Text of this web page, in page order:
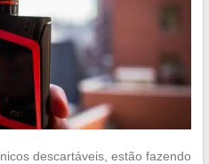
descartáveis, estão fazendo